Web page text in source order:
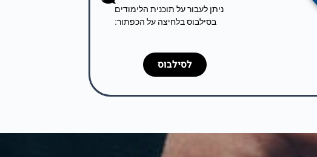
ניתן לעבור על תוכנית הלימודים
בסילבוס בלחיצה על הכפתור:
לסילבוס